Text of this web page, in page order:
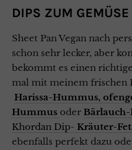
DIPS ZUM GEMÜSE
Sheet Pan Vegan nach
schon sehr lecker, aber
bekommt es einen
mal mit meinem frischen
Harissa-Hummus,
Hummus oder
Khordan Dip- Kräuter-
ebenfalls perfekt dazu